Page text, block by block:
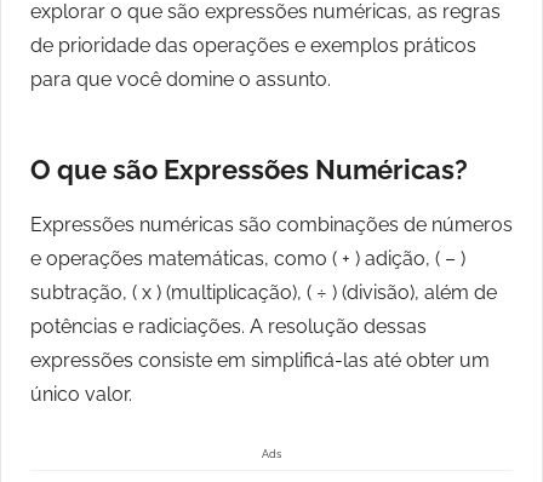
explorar o que são expressões numéricas, as regras
de prioridade das operações e exemplos práticos
para que você domine o assunto.
O que são Expressões Numéricas?
Expressões numéricas são combinações de números
e operações matemáticas, como ( + ) adição, ( – )
subtração, ( x ) (multiplicação), ( ÷ ) (divisão), além de
potências e radiciações. A resolução dessas
expressões consiste em simplificá-las até obter um
único valor.
Ads